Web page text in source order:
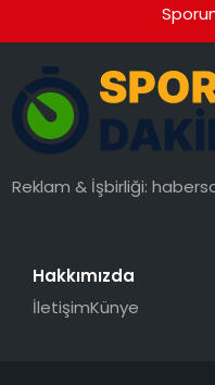
Reklam & İşbirliği:
Hakkımızda
İletişimKünye